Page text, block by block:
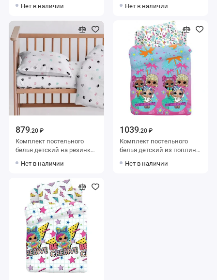
40х60 Животные Uniqcute
Нет в наличии
40х60 Животные Uniqcute
Нет в наличии
879.20 ₽
Комплект постельного
белья детский на резинке
40х60 Лапки Minki
Нет в наличии
1039.20 ₽
Комплект постельного
белья детский из поплина
Рисунок Уютный дом
Нет в наличии